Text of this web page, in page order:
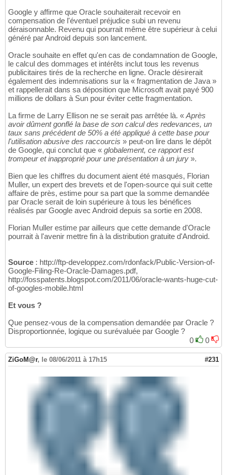
Google y affirme que Oracle souhaiterait recevoir en
compensation de l'éventuel préjudice subi un revenu
déraisonnable. Revenu qui pourrait même être supérieur à celui
généré par Android depuis son lancement.
Oracle souhaite en effet qu'en cas de condamnation de Google,
le calcul des dommages et intérêts inclut tous les revenus
publicitaires tirés de la recherche en ligne. Oracle désirerait
également des indemnisations sur la « fragmentation de Java »
et rappellerait dans sa déposition que Microsoft avait payé 900
millions de dollars à Sun pour éviter cette fragmentation.
La firme de Larry Ellison ne se serait pas arrêtée là. «Après
avoir dûment gonflé la base de son calcul des redevances, un
taux sans précédent de 50% a été appliqué à cette base pour
l'utilisation abusive des raccourcis » peut-on lire dans le dépôt
de Google, qui conclut que « globalement, ce rapport est
trompeur et inapproprié pour une présentation à un jury ».
Bien que les chiffres du document aient été masqués, Florian
Muller, un expert des brevets et de l'open-source qui suit cette
affaire de près, estime pour sa part que la somme demandée
par Oracle serait de loin supérieure à tous les bénéfices
réalisés par Google avec Android depuis sa sortie en 2008.
Florian Muller estime par ailleurs que cette demande d'Oracle
pourrait à l'avenir mettre fin à la distribution gratuite d'Android.
Source : http://ftp-developpez.com/rdonfack/Public-Version-of-
Google-Filing-Re-Oracle-Damages.pdf,
http://fosspatents.blogspot.com/2011/06/oracle-wants-huge-cut-
of-googles-mobile.html
Et vous ?
Que pensez-vous de la compensation demandée par Oracle ?
Disproportionnée, logique ou surévaluée par Google ?
0
0
ZiGoM@r, le 08/06/2011 à 17h15 #231